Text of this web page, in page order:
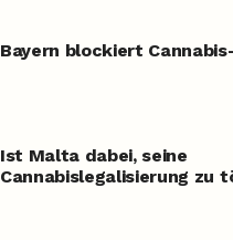
Bayern blockiert
Ist Malta dabei, seine
Cannabislegalisierung zu